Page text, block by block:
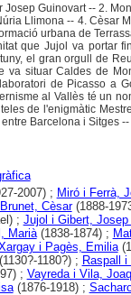
Guinovart -- 2.
Llimona -- 4. Cèsar
urbana de
que Jujol va portar
el gran orgull de
va situar Caldes de
de Picasso a
al Vallès té un
de l'enigmàtic
Barcelona i Sitges
2007) ; Miró i Ferrà,
Cèsar(1888-
; Jujol i Gibert, Josep
Marià(1838-1874) ;
i Pagès, Emilia
1180?) ; Raspall
; Vayreda i Vila,
(1876-1918) ;